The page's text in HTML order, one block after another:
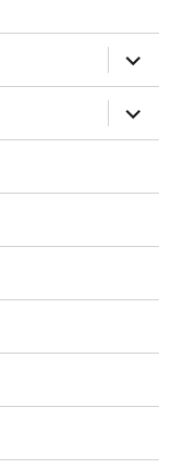
ouvrir
le
sous-
menu
ouvrir
le
sous-